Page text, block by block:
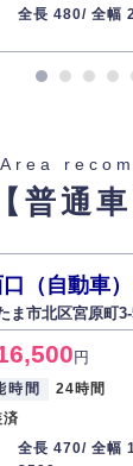
全長 480/ 全幅
Area
普通車
（自動車
ま市北区宮原町
円
時間
24時間
済
全長 470/ 全幅